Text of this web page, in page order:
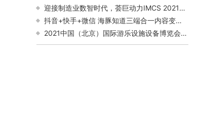
迎接制造业数智时代，荟巨动力IMCS 2021工业制造CIO创新峰会圆满召开！
抖音+快手+微信 海豚知道三端合一内容变现解决方案重磅发布!
2021中国（北京）国际游乐设施设备博览会在京举办,微亚VR电竞赛同期举行